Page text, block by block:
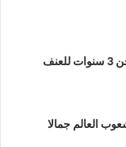
مشروع قانون جديد: السجن 3 سنوات للعنف
العالم جمالا